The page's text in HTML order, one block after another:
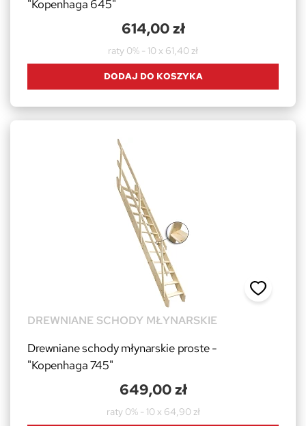
"Kopenhaga 645"
614,00 zł
raty 0% - 10 x 61,40 zł
DODAJ DO KOSZYKA
DREWNIANE SCHODY MŁYNARSKIE
Drewniane schody młynarskie proste -
"Kopenhaga 745"
649,00 zł
raty 0% - 10 x 64,90 zł